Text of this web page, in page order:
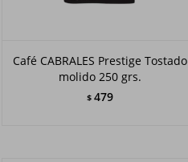
Café CABRALES Prestige Tostado
molido 250 grs.
$ 479